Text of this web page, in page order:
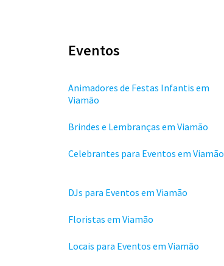
Eventos
Animadores de Festas Infantis em
Viamão
Brindes e Lembranças em Viamão
Celebrantes para Eventos em Viamão
DJs para Eventos em Viamão
Floristas em Viamão
Locais para Eventos em Viamão